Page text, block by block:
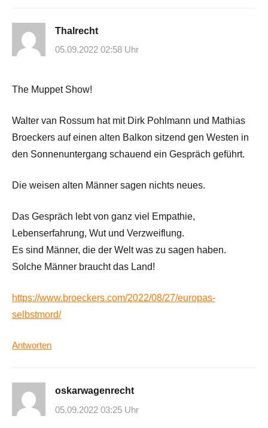
Thalrecht
05.09.2022 02:58 Uhr
The Muppet Show!
Walter van Rossum hat mit Dirk Pohlmann und Mathias
Broeckers auf einen alten Balkon sitzend gen Westen in
den Sonnenuntergang schauend ein Gespräch geführt.
Die weisen alten Männer sagen nichts neues.
Das Gespräch lebt von ganz viel Empathie,
Lebenserfahrung, Wut und Verzweiflung.
Es sind Männer, die der Welt was zu sagen haben.
Solche Männer braucht das Land!
https://www.broeckers.com/2022/08/27/europas-
selbstmord/
Antworten
oskarwagenrecht
05.09.2022 03:25 Uhr